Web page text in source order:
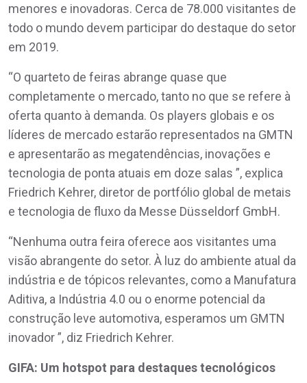
menores e inovadoras. Cerca de 78.000 visitantes de
todo o mundo devem participar do destaque do setor
em 2019.
“O quarteto de feiras abrange quase que
completamente o mercado, tanto no que se refere à
oferta quanto à demanda. Os players globais e os
líderes de mercado estarão representados na GMTN
e apresentarão as megatendências, inovações e
tecnologia de ponta atuais em doze salas ”, explica
Friedrich Kehrer, diretor de portfólio global de metais
e tecnologia de fluxo da Messe Düsseldorf GmbH.
“Nenhuma outra feira oferece aos visitantes uma
visão abrangente do setor. À luz do ambiente atual da
indústria e de tópicos relevantes, como a Manufatura
Aditiva, a Indústria 4.0 ou o enorme potencial da
construção leve automotiva, esperamos um GMTN
inovador ”, diz Friedrich Kehrer.
GIFA: Um hotspot para destaques tecnológicos